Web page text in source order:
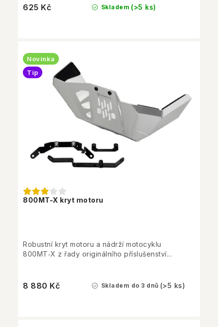
Skladem (>5 ks)
625 Kč
800MT-X kryt motoru
Novinka
Tip
Skladem do 3 dnů (>5 ks)
8 880 Kč
Robustní kryt motoru a nádrží motocyklu
800MT‑X z řady originálního příslušenství...